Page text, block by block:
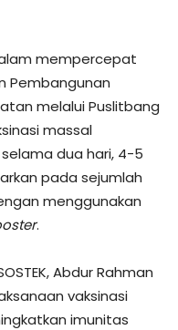
mempercepat
Pembangunan
melalui Puslitbang
massal
selama dua hari, 4-5
pada sejumlah
menggunakan
.
Abdur Rahman
vaksinasi
imunitas